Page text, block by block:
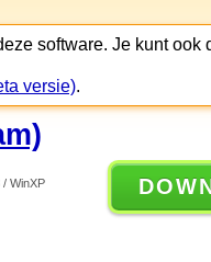
software. Je kunt ook
versie).
/ WinXP